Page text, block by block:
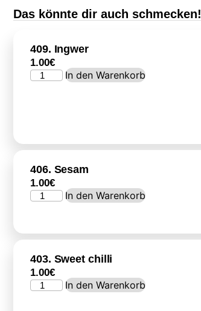
Das könnte dir auch schmecken!
409. Ingwer
1.00€
In den Warenkorb
406. Sesam
1.00€
In den Warenkorb
403. Sweet chilli
1.00€
In den Warenkorb